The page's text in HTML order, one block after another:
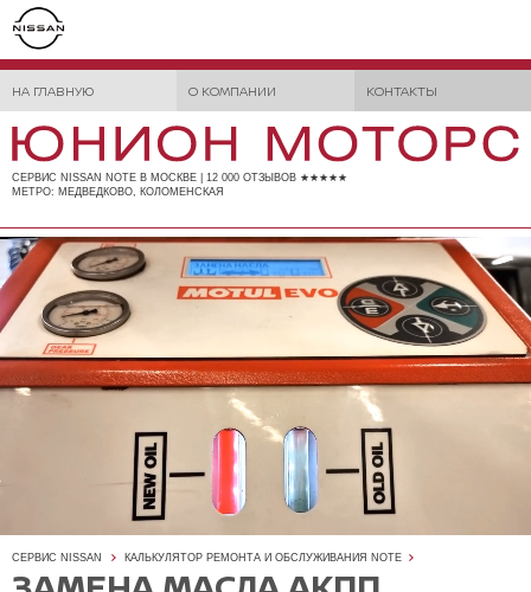
НА ГЛАВНУЮ О КОМПАНИИ КОНТАКТЫ
СЕРВИС NISSAN NOTE В МОСКВЕ | 12 000 ОТЗЫВОВ ★★★★★
МЕТРО: МЕДВЕДКОВО, КОЛОМЕНСКАЯ
СЕРВИС NISSAN КАЛЬКУЛЯТОР РЕМОНТА И ОБСЛУЖИВАНИЯ NOTE